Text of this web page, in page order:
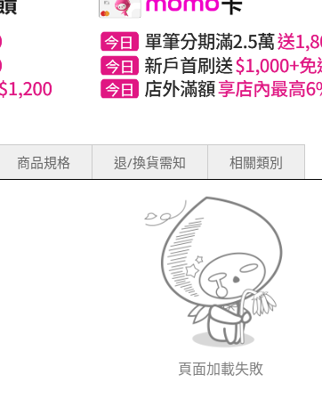
商品規格 退/換貨需知 相關類別
頁面加載失敗